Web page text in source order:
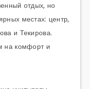
отдых, но
местах: центр,
и Текирова.
на комфорт и